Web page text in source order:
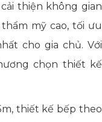
thiện không gian
mỹ cao, tối ưu
cho gia chủ. Với
chọn thiết kế
thiết kế bếp theo